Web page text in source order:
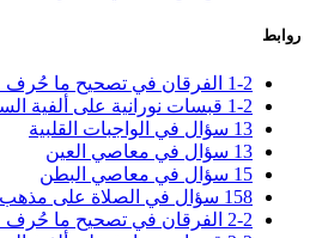
روابط
1-2 الفرقان في تصحيح ما حُرف من ءايات القرءان
1-2 قبسات نورانية على ألفية السيرة النبوية
13 سؤال في الواجبات القلبية
13 سؤال في معاصي العين
15 سؤال في معاصي البطن
158 سؤال في الصلاة على مذهب الشافعي
2-2 الفرقان في تصحيح ما حُرف من ءايات القرءان